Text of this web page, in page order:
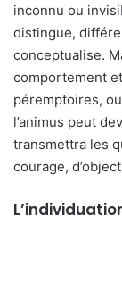
inconnu ou
distingue,
conceptualise.
comportement
péremptoires,
l’animus peut
transmettra les
courage,